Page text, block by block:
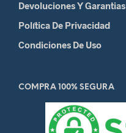
Devoluciones Y Garantias
Política De Privacidad
Condiciones De Uso
COMPRA 100% SEGURA